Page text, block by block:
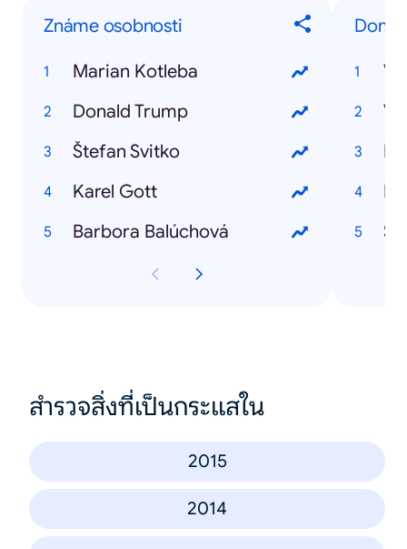
Známe osobnosti
Marian Kotleba
Donald Trump
Štefan Svitko
Karel Gott
Barbora Balúchová
สำรวจสิ่งที่เป็นกระแสใน
2015
2014